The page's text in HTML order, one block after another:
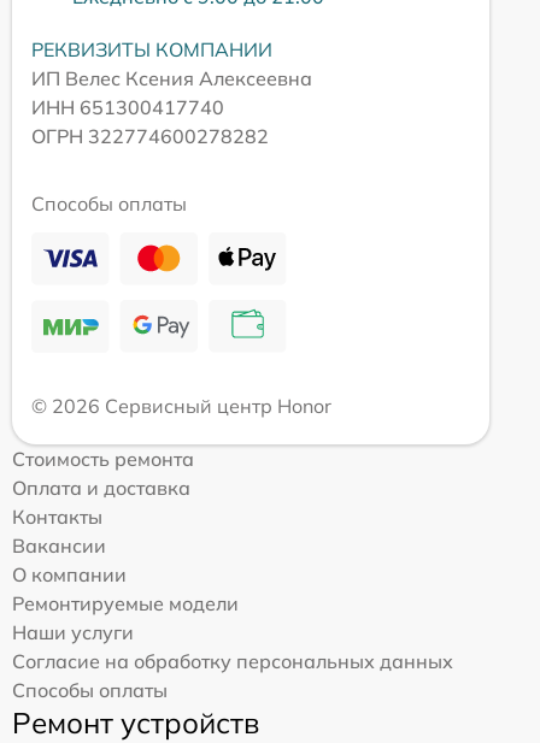
РЕКВИЗИТЫ КОМПАНИИ
ИП Велес Ксения Алексеевна
ИНН 651300417740
ОГРН 322774600278282
Способы оплаты
© 2026 Сервисный центр Honor
Стоимость ремонта
Оплата и доставка
Контакты
Вакансии
О компании
Ремонтируемые модели
Наши услуги
Согласие на обработку персональных данных
Способы оплаты
Ремонт устройств